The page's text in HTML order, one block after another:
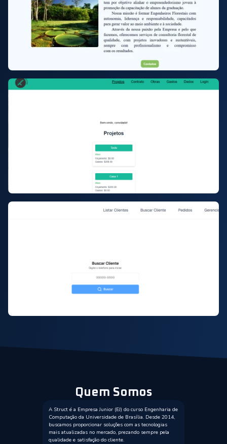
Quem Somos
A Struct é a Empresa Junior (EJ) do curso Engenharia de
Computação da Universidade de Brasília. Desde 2014,
buscamos proporcionar soluções com as tecnologias
mais atualizadas no mercado, prezando sempre pela
qualidade e satisfação do cliente.